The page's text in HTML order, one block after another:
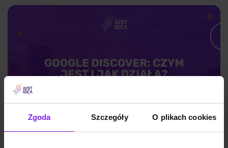
Zgoda Szczegóły O plikach cookies